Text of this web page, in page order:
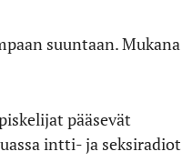
suuntaan.
pääsevät
intti- ja seksiradiot